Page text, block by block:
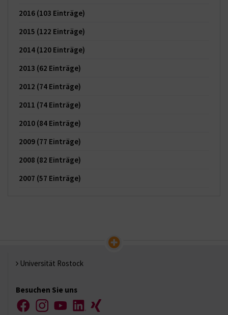
2016 (103 Einträge)
2015 (122 Einträge)
2014 (120 Einträge)
2013 (62 Einträge)
2012 (74 Einträge)
2011 (74 Einträge)
2010 (84 Einträge)
2009 (77 Einträge)
2008 (82 Einträge)
2007 (57 Einträge)
Universität Rostock
Besuchen Sie uns
FacebookInstagramYouTubeLinkedIn
Xing